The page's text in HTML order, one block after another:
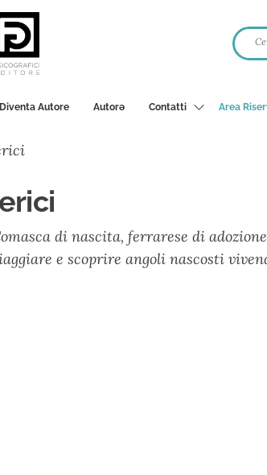
Diventa Autore Autorә Contatti Area
di nascita, ferrarese di
e scoprire angoli nascosti